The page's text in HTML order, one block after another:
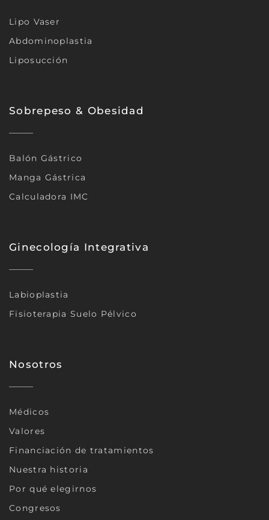
Lipo Vaser
Abdominoplastia
Liposucción
Sobrepeso & Obesidad
Balón Gástrico
Manga Gástrica
Calculadora IMC
Ginecología Integrativa
Labioplastia
Fisioterapia Suelo Pélvico
Nosotros
Médicos
Valores
Financiación de tratamientos
Nuestra historia
Por qué elegirnos
Congresos